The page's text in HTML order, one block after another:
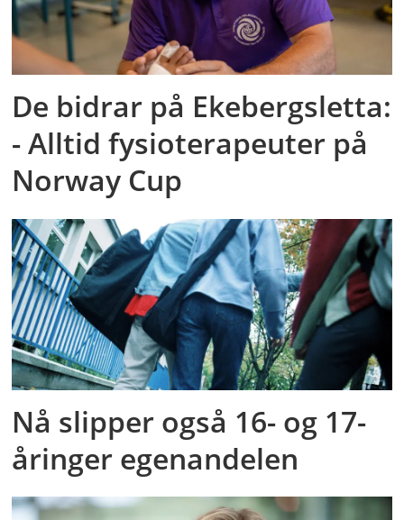
De bidrar på Ekebergsletta:
- Alltid fysioterapeuter på
Norway Cup
Nå slipper også 16- og 17-
åringer egenandelen